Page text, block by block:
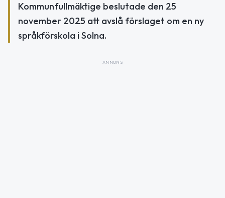
Kommunfullmäktige beslutade den 25
november 2025 att avslå förslaget om en ny
språkförskola i Solna.
ANNONS